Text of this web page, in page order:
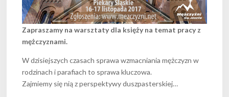
Zapraszamy na warsztaty dla księży na temat pracy z
mężczyznami.
W dzisiejszych czasach sprawa wzmacniania mężczyzn w
rodzinach i parafiach to sprawa kluczowa.
Zajmiemy się nią z perspektywy duszpasterskiej…